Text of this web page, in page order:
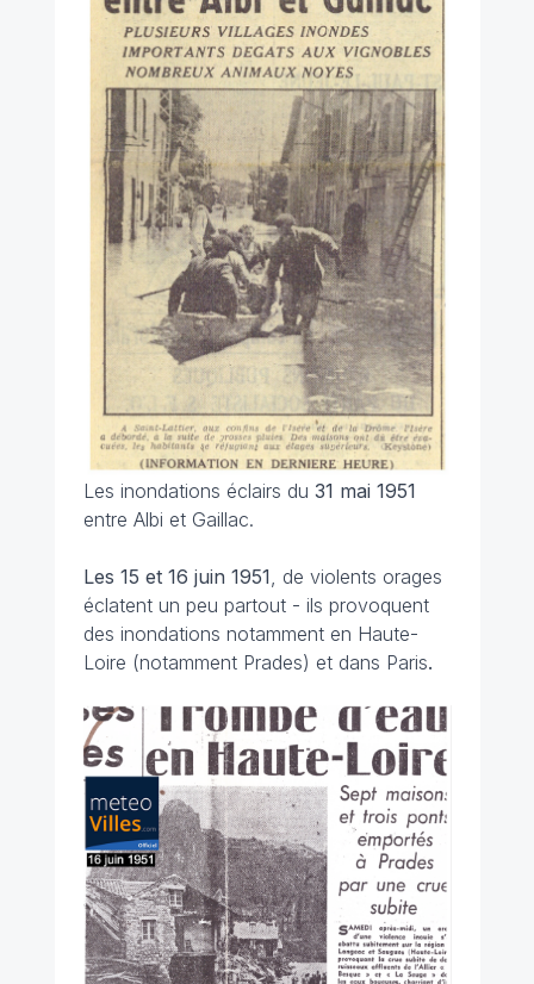
Les inondations éclairs du 31 mai 1951
entre Albi et Gaillac.
Les 15 et 16 juin 1951 , de violents orages
éclatent un peu partout - ils provoquent
des inondations notamment en Haute-
Loire (notamment Prades) et dans Paris.